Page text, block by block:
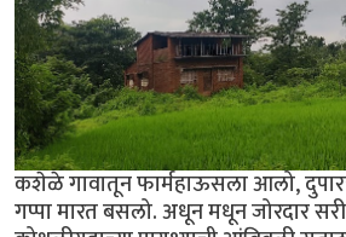
कशेळे गावातून फार्महाऊसला आलो,
गप्पा मारत बसलो. अधून मधून जोरदार